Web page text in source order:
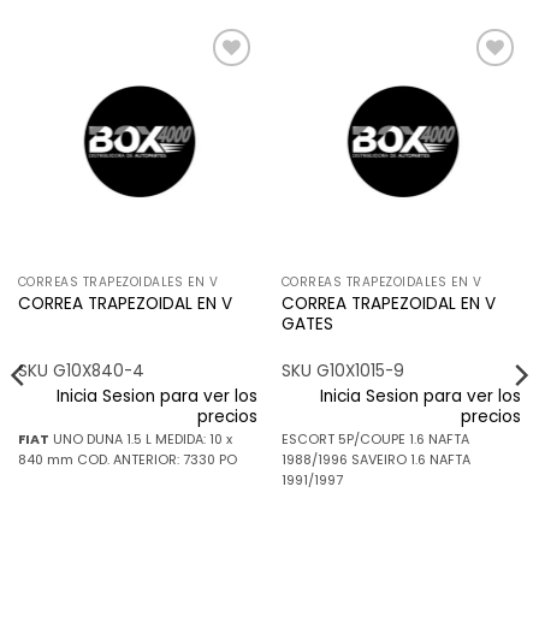
deseos
CORREAS TRAPEZOIDALES EN V
CORREA TRAPEZOIDAL EN V
SKU G10X840-4
Inicia Sesion para ver los
precios
FIAT UNO DUNA 1.5 L MEDIDA: 10 x
840 mm COD. ANTERIOR: 7330 PO
deseos
CORREAS TRAPEZOIDALES EN V
CORREA TRAPEZOIDAL EN V
GATES
SKU G10X1015-9
Inicia Sesion para ver los
precios
ESCORT 5P/COUPE 1.6 NAFTA
1988/1996 SAVEIRO 1.6 NAFTA
1991/1997